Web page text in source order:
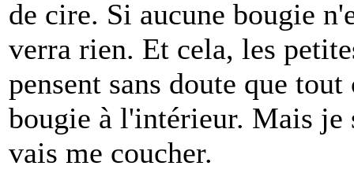
de cire. Si aucune bougie
verra rien. Et cela, les
pensent sans doute que
bougie à l'intérieur. Mais je
vais me coucher.